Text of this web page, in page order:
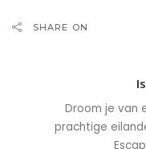
SHARE ON
Droom je van
prachtige